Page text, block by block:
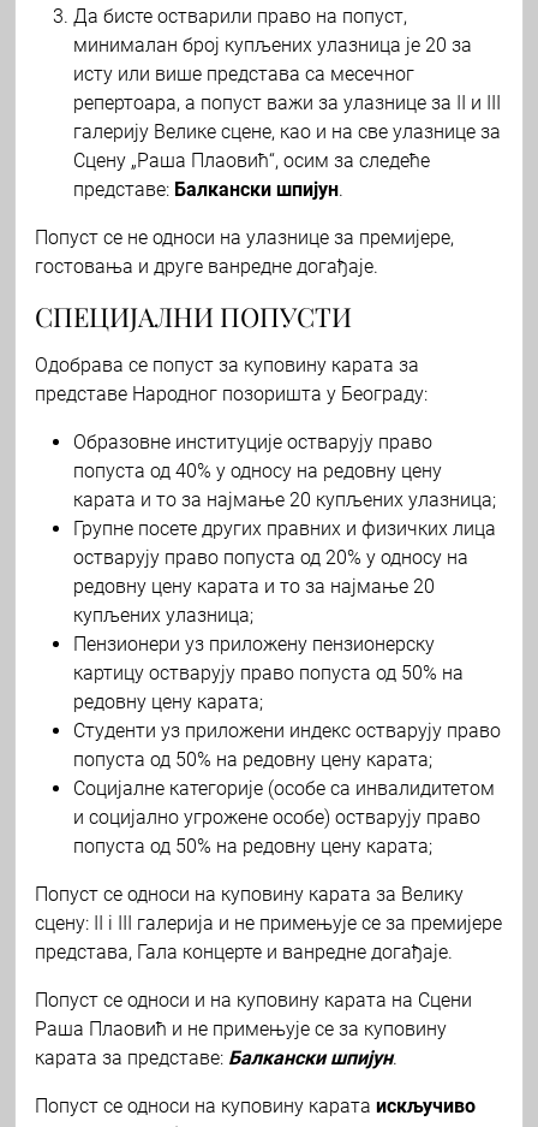
Да бисте остварили право на попуст,
минималан број купљених улазница је 20 за
исту или више представа са месечног
репертоара, а попуст важи за улазнице за II и III
галерију Велике сцене, као и на све улазнице за
Сцену „Раша Плаовић“, осим за следеће
представе: Балкански шпијун.
Попуст се не односи на улазнице за премијере,
гостовања и друге ванредне догађаје.
СПЕЦИЈАЛНИ ПОПУСТИ
Одобрава се попуст за куповину карата за
представе Народног позоришта у Београду:
Образовне институције остварују право
попуста од 40% у односу на редовну цену
карата и то за најмање 20 купљених улазница;
Групне посете других правних и физичких лица
остварују право попуста од 20% у односу на
редовну цену карата и то за најмање 20
купљених улазница;
Пензионери уз приложену пензионерску
картицу остварују право попуста од 50% на
редовну цену карата;
Студенти уз приложени индекс остварују право
попуста од 50% на редовну цену карата;
Социјалне категорије (особе са инвалидитетом
и социјално угрожене особе) остварују право
попуста од 50% на редовну цену карата;
Попуст се односи на куповину карата за Велику
сцену: II i III галерија и не примењује се за премијере
представа, Гала концерте и ванредне догађаје.
Попуст се односи и на куповину карата на Сцени
Раша Плаовић и не примењује се за куповину
карата за представе: Балкански шпијун.
Попуст се односи на куповину карата искључиво